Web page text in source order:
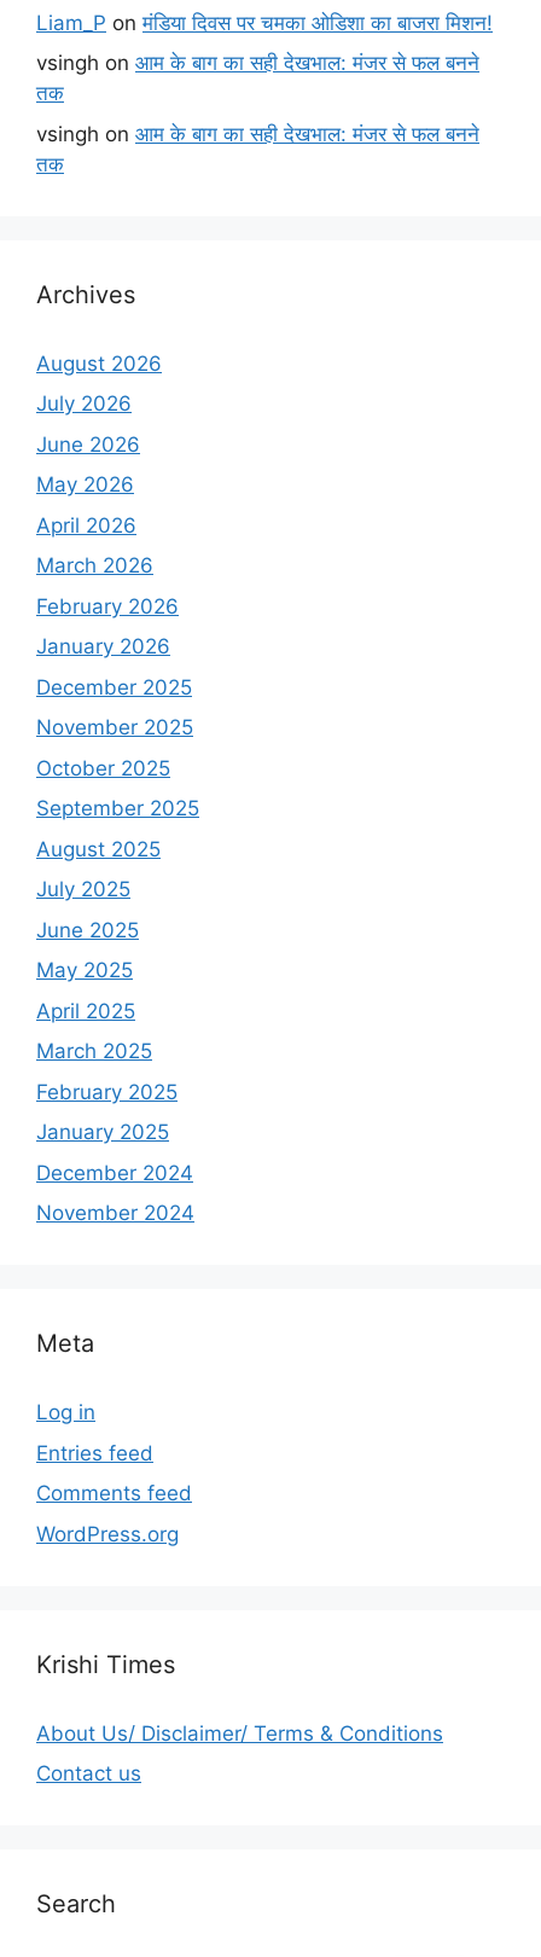
Liam_P onमंडिया दिवस पर चमका ओडिशा का बाजरा मिशन!
vsingh on आम के बाग का सही देखभाल: मंजर से फल बनने
तक
vsingh on आम के बाग का सही देखभाल: मंजर से फल बनने
तक
Archives
August 2026
July 2026
June 2026
May 2026
April 2026
March 2026
February 2026
January 2026
December 2025
November 2025
October 2025
September 2025
August 2025
July 2025
June 2025
May 2025
April 2025
March 2025
February 2025
January 2025
December 2024
November 2024
Meta
Log in
Entries feed
Comments feed
WordPress.org
Krishi Times
About Us/ Disclaimer/ Terms & Conditions
Contact us
Search